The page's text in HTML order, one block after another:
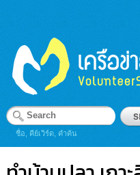
ชื่อ, คีย์เวิร์ด, คำค้น